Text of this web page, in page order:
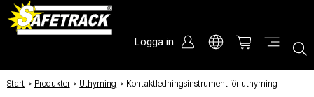
Logga in
Start / Produkter / Uthyrning / Kontaktledningsinstrument för uthyrning